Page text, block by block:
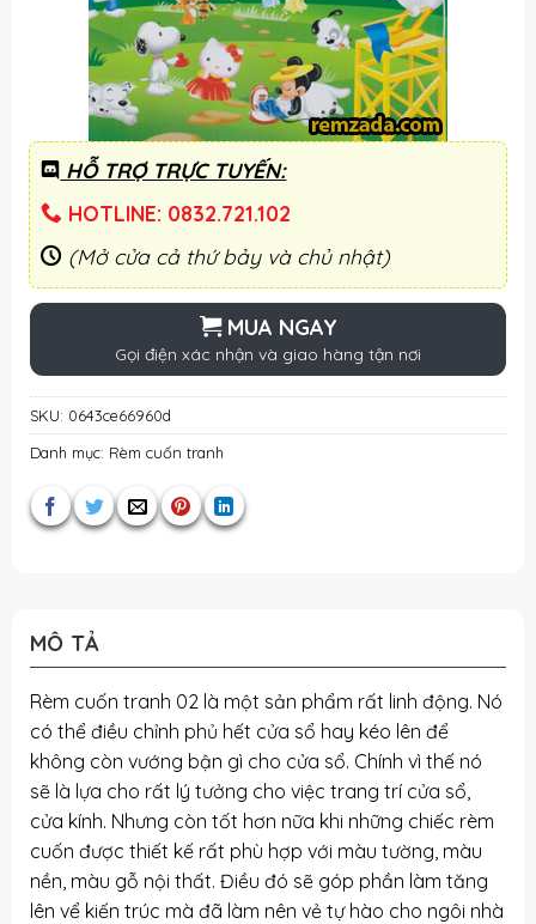
HỖ TRỢ TRỰC TUYẾN:
HOTLINE: 0832.721.102
(Mở cửa cả thứ bảy và chủ nhật)
MUA NGAY
Gọi điện xác nhận và giao hàng tận nơi
SKU: 0643ce66960d
Danh mục: Rèm cuốn tranh
MÔ TẢ
Rèm cuốn tranh 02 là một sản phẩm rất linh động. Nó
có thể điều chỉnh phủ hết cửa sổ hay kéo lên để
không còn vướng bận gì cho cửa sổ. Chính vì thế nó
sẽ là lựa cho rất lý tưởng cho việc trang trí cửa sổ,
cửa kính. Nhưng còn tốt hơn nữa khi những chiếc rèm
cuốn được thiết kế rất phù hợp với màu tường, màu
nền, màu gỗ nội thất. Điều đó sẽ góp phần làm tăng
lên vể kiến trúc mà đã làm nên vẻ tự hào cho ngôi nhà